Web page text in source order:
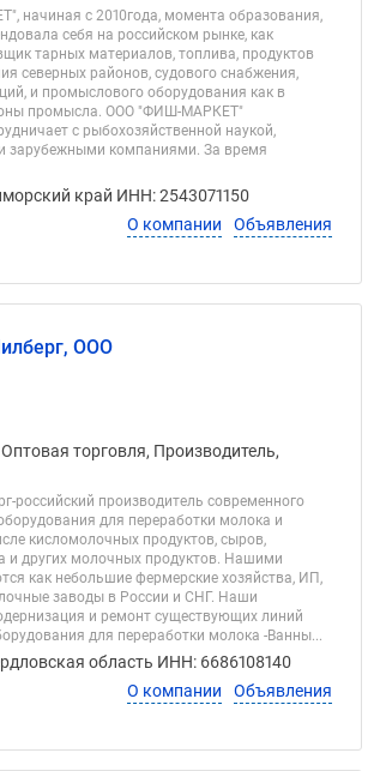
начиная с 2010года, момента образования,
себя на российском рынке, как
тарных материалов, топлива, продуктов
северных районов, судового снабжения,
и промыслового оборудования как в
промысла. ООО "ФИШ-МАРКЕТ"
с рыбохозяйственной наукой,
зарубежными компаниями. За время
край ИНН: 2543071150
О компании
Объявления
ООО
торговля, Производитель,
российский производитель современного
для переработки молока и
кисломолочных продуктов, сыров,
и других молочных продуктов. Нашими
как небольшие фермерские хозяйства, ИП,
заводы в России и СНГ. Наши
и ремонт существующих линий
для переработки молока -Ванны...
область ИНН: 6686108140
О компании
Объявления